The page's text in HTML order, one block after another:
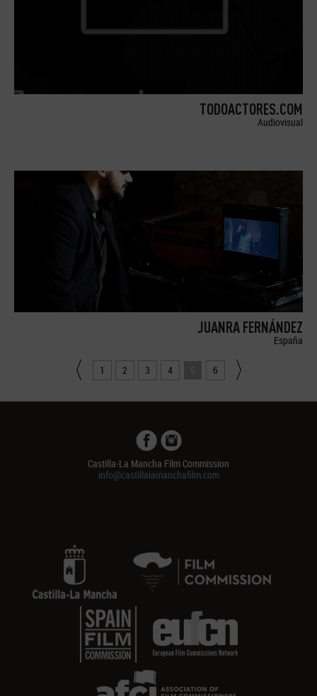
TODOACTORES.COM
Audiovisual
JUANRA FERNÁNDEZ
España
1 2 3 4 5 6
Castilla-La Mancha Film Commission
info@castillalamanchafilm.com